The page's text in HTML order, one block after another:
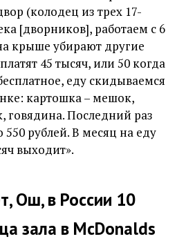
(колодец из трех 17-
[дворников], работаем с 6
крыше убирают другие
45 тысяч, или 50 когда
еду скидываемся
картошка – мешок,
говядина. Последний раз
550 рублей. В месяц на еду
выходит».
Ош, в России 10
зала в McDonalds